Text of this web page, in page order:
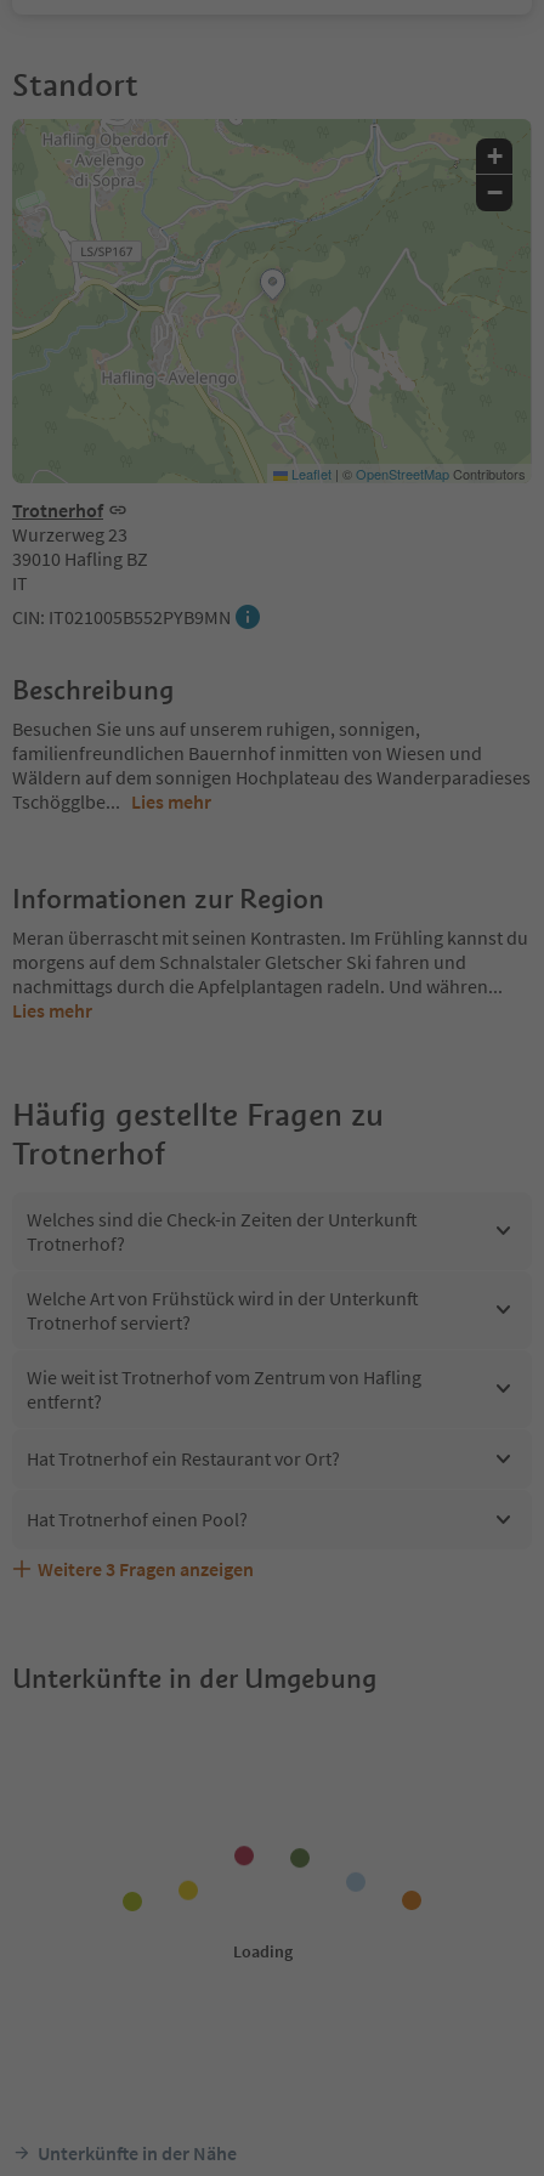
Standort
Trotnerhof
Wurzerweg 23
39010 Hafling BZ
IT
CIN: IT021005B552PYB9MN
+
−
Leaflet | ©OpenStreetMapContributors
Beschreibung
Besuchen Sie uns auf unserem ruhigen, sonnigen,
familienfreundlichen Bauernhof inmitten von Wiesen und
Wäldern auf dem sonnigen Hochplateau des Wanderparadieses
Tschögglbe... Lies mehr
Informationen zur Region
Meran überrascht mit seinen Kontrasten. Im Frühling kannst du
morgens auf dem Schnalstaler Gletscher Ski fahren und
nachmittags durch die Apfelplantagen radeln. Und währen...
Lies mehr
Häufig gestellte Fragen zu
Trotnerhof
Welches sind die Check-in Zeiten der Unterkunft
Trotnerhof?
Welche Art von Frühstück wird in der Unterkunft
Trotnerhof serviert?
Wie weit ist Trotnerhof vom Zentrum von Hafling
entfernt?
Hat Trotnerhof ein Restaurant vor Ort?
Hat Trotnerhof einen Pool?
Sind Haustiere in der Unterkunft Trotnerhof erlaubt?
Welche Services bietet Trotnerhof?
Erhalten die Gäste von Trotnerhof einen Südtirol
Weitere 3 Fragen anzeigen
Unterkünfte in der Umgebung
Unterkünfte in der Nähe